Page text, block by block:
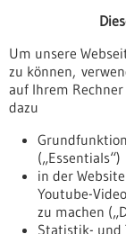
Nach oben
Informiert
Newsletter
Um unsere
zu können,
auf Ihrem
dazu
(„Essentials“)
in der
Youtube-
zu machen
Statistik- und